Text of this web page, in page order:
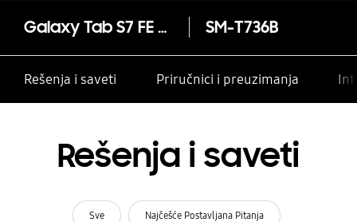
Galaxy Tab S7 FE 5G SM-T736B
Rešenja i saveti Priručnici i preuzimanja
Rešenja i saveti
Sve Najčešće Postavljana Pitanja